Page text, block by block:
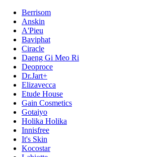
Berrisom
Anskin
A'Pieu
Baviphat
Ciracle
Daeng Gi Meo Ri
Deoproce
Dr.Jart+
Elizavecca
Etude House
Gain Cosmetics
Gotaiyo
Holika Holika
Innisfree
It's Skin
Kocostar